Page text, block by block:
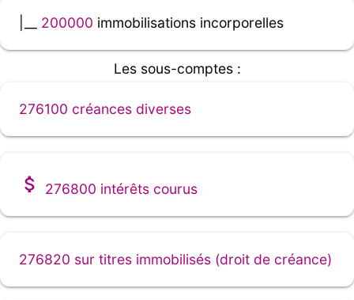
200000 immobilisations incorporelles
Les sous-comptes :
276100 créances diverses
276800 intérêts courus
276820 sur titres immobilisés (droit de créance)